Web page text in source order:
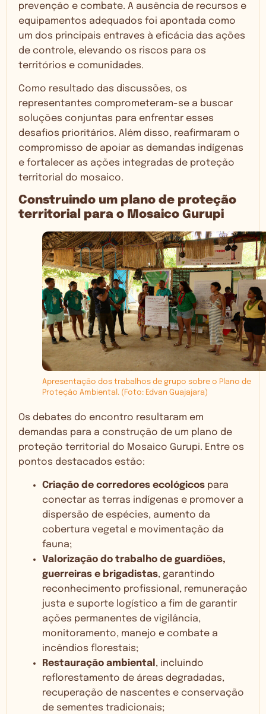
prevenção e combate. A ausência de recursos e
equipamentos adequados foi apontada como
um dos principais entraves à eficácia das ações
de controle, elevando os riscos para os
territórios e comunidades.
Como resultado das discussões, os
representantes comprometeram-se a buscar
soluções conjuntas para enfrentar esses
desafios prioritários. Além disso, reafirmaram o
compromisso de apoiar as demandas indígenas
e fortalecer as ações integradas de proteção
territorial do mosaico.
Construindo um plano de proteção
territorial para o Mosaico Gurupi
Apresentação dos trabalhos de grupo sobre o Plano de
Proteção Ambiental. (Foto: Edvan Guajajara)
Os debates do encontro resultaram em
demandas para a construção de um plano de
proteção territorial do Mosaico Gurupi. Entre os
pontos destacados estão:
Criação de corredores ecológicos para
conectar as terras indígenas e promover a
dispersão de espécies, aumento da
cobertura vegetal e movimentação da
fauna;
Valorização do trabalho de guardiões,
guerreiras e brigadistas, garantindo
reconhecimento profissional, remuneração
justa e suporte logístico a fim de garantir
ações permanentes de vigilância,
monitoramento, manejo e combate a
incêndios florestais;
Restauração ambiental, incluindo
reflorestamento de áreas degradadas,
recuperação de nascentes e conservação
de sementes tradicionais;